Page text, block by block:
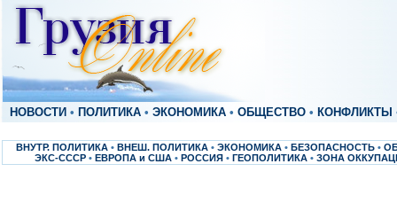
НОВОСТИ • ПОЛИТИКА • ЭКОНОМИКА • ОБЩЕСТВО • КОНФЛИКТЫ
ВНУТР. ПОЛИТИКА • ВНЕШ. ПОЛИТИКА • ЭКОНОМИКА • БЕЗОПАСНОСТЬ •
ЭКС-СССР • ЕВРОПА и США • РОССИЯ • ГЕОПОЛИТИКА • ЗОНА